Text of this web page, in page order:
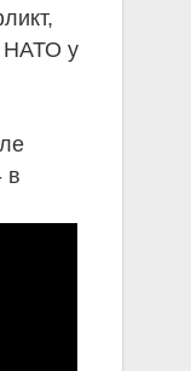
НАТО у
в